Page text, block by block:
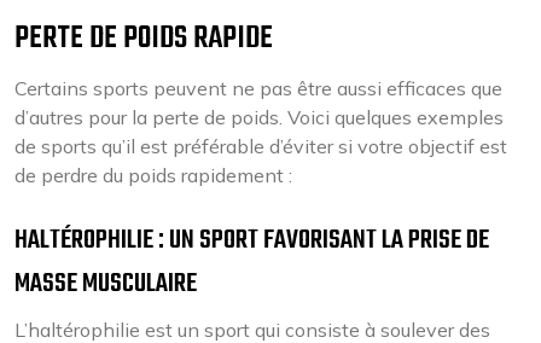
PERTE DE POIDS RAPIDE
Certains sports peuvent ne pas être aussi efficaces que
d’autres pour la perte de poids. Voici quelques exemples
de sports qu’il est préférable d’éviter si votre objectif est
de perdre du poids rapidement :
HALTÉROPHILIE : UN SPORT FAVORISANT LA PRISE DE
MASSE MUSCULAIRE
L’haltérophilie est un sport qui consiste à soulever des